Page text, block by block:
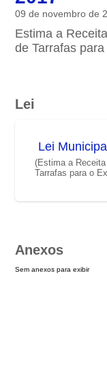
09 de novembro de
Estima a
de Tarrafas
Lei
Lei
(Estima a
Tarrafas para o
Anexos
Sem anexos para exibir